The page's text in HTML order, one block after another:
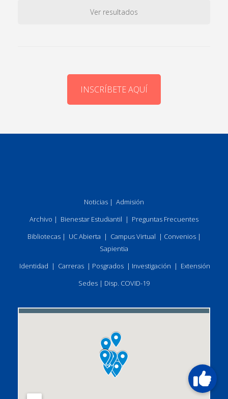
Ver resultados
INSCRÍBETE AQUÍ
Noticias | Admisión
Archivo | Bienestar Estudiantil | Preguntas Frecuentes
Bibliotecas| UC Abierta | Campus Virtual | Convenios|
Sapientia
Identidad | Carreras | Posgrados | Investigación | Extensión
Sedes | Disp. COVID-19